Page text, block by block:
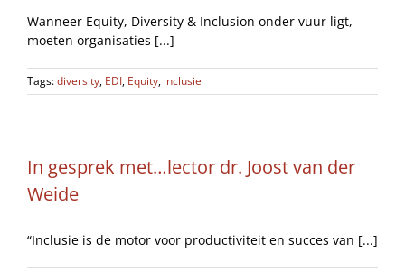
Wanneer Equity, Diversity & Inclusion onder vuur ligt,
moeten organisaties [...]
Tags:diversity, EDI, Equity, inclusie
In gesprek met…lector dr. Joost van der
Weide
“Inclusie is de motor voor productiviteit en succes van [...]